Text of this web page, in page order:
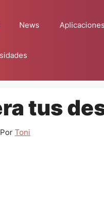
News Aplicaciones
tus
Por Toni